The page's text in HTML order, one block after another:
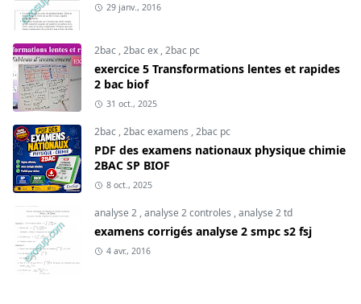
29 janv., 2016
2bac ,2bac ex ,2bac pc
exercice 5 Transformations lentes et rapides
2 bac biof
31 oct., 2025
2bac ,2bac examens ,2bac pc
PDF des examens nationaux physique chimie
2BAC SP BIOF
8 oct., 2025
analyse 2 ,analyse 2 controles ,analyse 2 td
examens corrigés analyse 2 smpc s2 fsj
4 avr., 2016